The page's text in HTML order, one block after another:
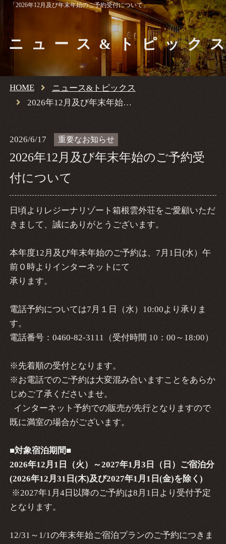
「2026年12月及び年末年始のご予約受付について」
ニュース&トピック
HOME
ニュース&トピックス
2026年12月及び年末年始のご予約受付について
2026/6/17 重要なお知らせ
2026年12月及び年末年始のご予約受
付について
日頃よりレジーナリゾート箱根雲外荘をご愛顧いただ
きまして、誠にありがとうございます。
本年度12月及び年末年始のご予約は、7月1日(水）午
前０時よりインターネットにて
承ります。
電話予約については7月１日（水）10:00より承りま
す。
電話番号：0460-82-3111（受付時間 10：00～18:00）
※先着順の受付となります。
※お電話でのご予約は大変混み合いますことをあらか
じめご了承くださいませ。
インターネット予約での販売が先行となりますので
既に満室の場合がございます。
■対象宿泊期間■
2026年12月1日（火）～2027年1月3日（日）ご宿泊分
(2026年12月31日(木)及び2027年1月1日(金)を除く)
※2027年1月4日以降のご予約は8月1日より受付予定
となります。
12/31～1/1の年末年始ご宿泊プランのご予約につきま